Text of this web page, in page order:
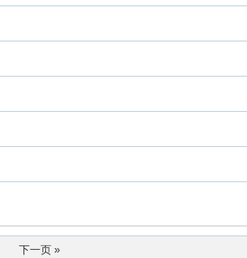
下一页 »